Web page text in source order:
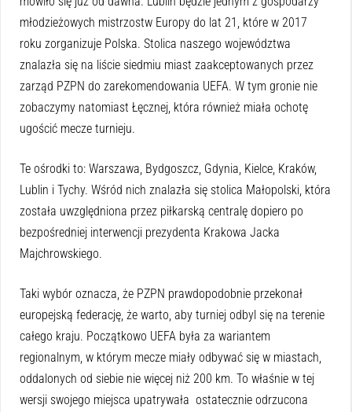
młodzieżowych mistrzostw Europy do lat 21, które w 2017
roku zorganizuje Polska. Stolica naszego województwa
znalazła się na liście siedmiu miast zaakceptowanych przez
zarząd PZPN do zarekomendowania UEFA. W tym gronie nie
zobaczymy natomiast Łęcznej, która również miała ochotę
ugościć mecze turnieju.
Te ośrodki to: Warszawa, Bydgoszcz, Gdynia, Kielce, Kraków,
Lublin i Tychy. Wśród nich znalazła się stolica Małopolski, która
została uwzględniona przez piłkarską centralę dopiero po
bezpośredniej interwencji prezydenta Krakowa Jacka
Majchrowskiego.
Taki wybór oznacza, że PZPN prawdopodobnie przekonał
europejską federację, że warto, aby turniej odbyl się na terenie
całego kraju. Początkowo UEFA była za wariantem
regionalnym, w którym mecze miały odbywać się w miastach,
oddalonych od siebie nie więcej niż 200 km. To właśnie w tej
wersji swojego miejsca upatrywała ostatecznie odrzucona